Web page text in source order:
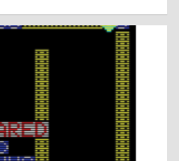
u
l
y
d